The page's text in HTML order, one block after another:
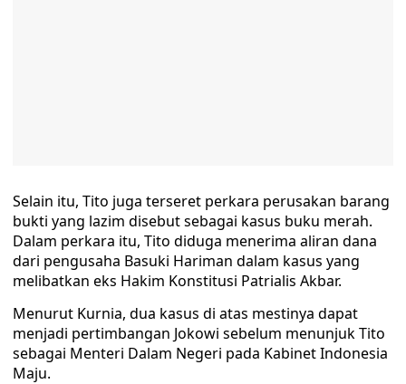
Selain itu, Tito juga terseret perkara perusakan barang
bukti yang lazim disebut sebagai kasus buku merah.
Dalam perkara itu, Tito diduga menerima aliran dana
dari pengusaha Basuki Hariman dalam kasus yang
melibatkan eks Hakim Konstitusi Patrialis Akbar.
Menurut Kurnia, dua kasus di atas mestinya dapat
menjadi pertimbangan Jokowi sebelum menunjuk Tito
sebagai Menteri Dalam Negeri pada Kabinet Indonesia
Maju.